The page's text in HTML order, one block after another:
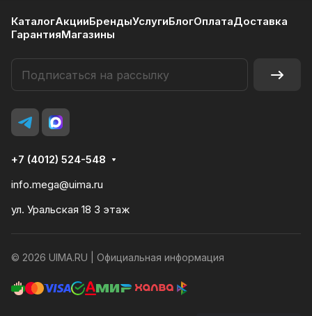
КаталогАкцииБрендыУслугиБлогОплатаДоставка
ГарантияМагазины
+7 (4012) 524-548
info.mega@uima.ru
ул. Уральская 18 3 этаж
© 2026 UIMA.RU | Официальная информация